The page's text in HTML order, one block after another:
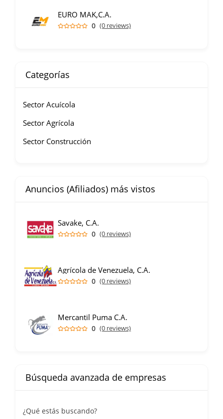
EURO MAK,C.A.
0 (0 reviews)
Categorías
Sector Acuícola
Sector Agrícola
Sector Construcción
Anuncios (Afiliados) más vistos
Savake, C.A.
0 (0 reviews)
Agrícola de Venezuela, C.A.
0 (0 reviews)
Mercantil Puma C.A.
0 (0 reviews)
Búsqueda avanzada de empresas
¿Qué estás buscando?